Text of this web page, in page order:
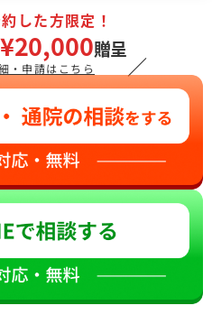
した方限定！
¥20,000贈呈
・申請はこちら ／